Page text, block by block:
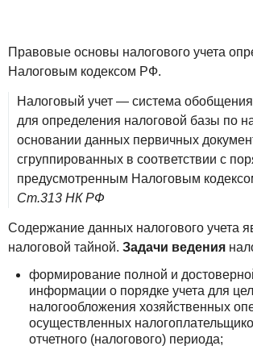
Правовые основы налогового учета
Налоговым кодексом РФ.
Налоговый учет — система
для определения налоговой базы по
основании данных первичных
сгруппированных в соответствии с
предусмотренным Налоговым
Ст.313 НК РФ
Содержание данных налогового учета
налоговой тайной. Задачи ведения
формирование полной и
информации о порядке учета для
налогообложения хозяйственных
осуществленных
отчетного (налогового) периода;